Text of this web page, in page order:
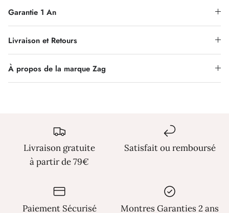
Garantie 1 An
Livraison et Retours
À propos de la marque Zag
Livraison gratuite
à partir de 79€
Satisfait ou remboursé
Paiement Sécurisé
Montres Garanties 2 ans